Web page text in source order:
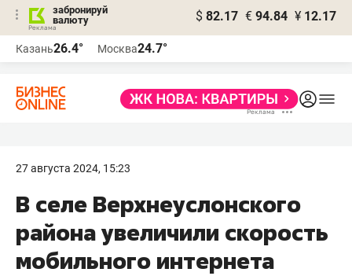
забронируй
валюту
$ 82.17 € 94.84 ¥ 12.17
Казань26.4° Москва24.7°
27 августа 2024, 15:23
В селе Верхнеуслонского
района увеличили скорость
мобильного интернета